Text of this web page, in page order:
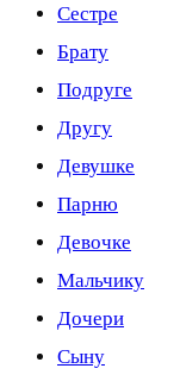
Сестре
Брату
Подруге
Другу
Девушке
Парню
Девочке
Мальчику
Дочери
Сыну